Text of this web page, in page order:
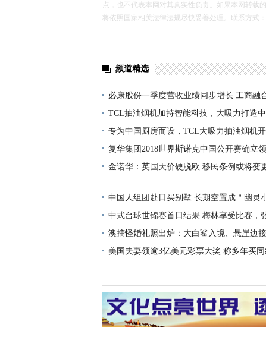
点，也不代表本网对其真实性负责。如果本网转载
将依照国家相关法律法规尽快妥善处理。联系方式：
频道精选
必康股份一季度营收业绩同步增长 工商融
效
TCL抽油烟机加持智能科技，大吸力打造
专为中国厨房而设，TCL大吸力抽油烟机
复华集团2018世界斯诺克中国公开赛确立
比问鼎冠军
金诺华：英国天价硬脱欧 移民条例或将变
中国人组团赴日买别墅 长期空置成＂幽灵
中式台球世锦赛首日结果 梅林享受比赛，
败
澳搞怪婚礼照出炉：大白鲨入境、悬崖边
美国夫妻领逾3亿美元彩票大奖 称多年买